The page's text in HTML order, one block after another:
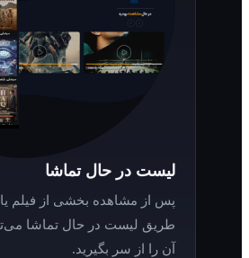
لیست در حال تماشا
پس از مشاهده بخشی از فیلم یا سریال، از
طریق لیست در حال تماشا می‌توانید دوباره
آن را از سر بگیرید.